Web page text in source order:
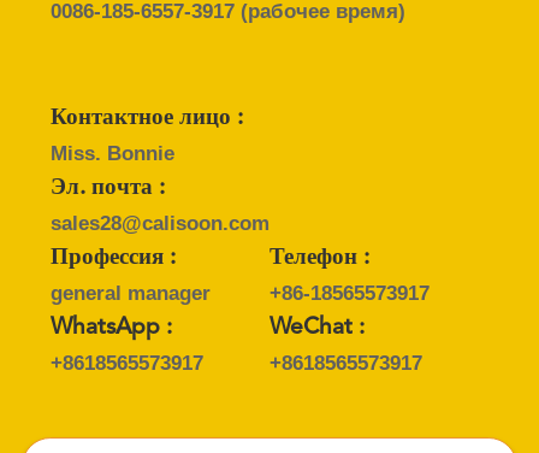
0086-185-6557-3917(рабочее время)
Контактное лицо :
Miss. Bonnie
Эл. почта :
sales28@calisoon.com
Профессия :
general manager
Телефон :
+86-18565573917
WhatsApp :
+8618565573917
WeChat :
+8618565573917